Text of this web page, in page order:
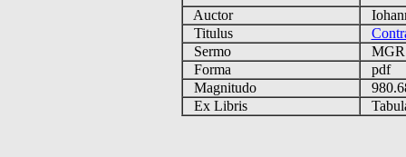
Auctor
Titulus
Sermo
Forma
pdf
Magnitudo
Ex Libris